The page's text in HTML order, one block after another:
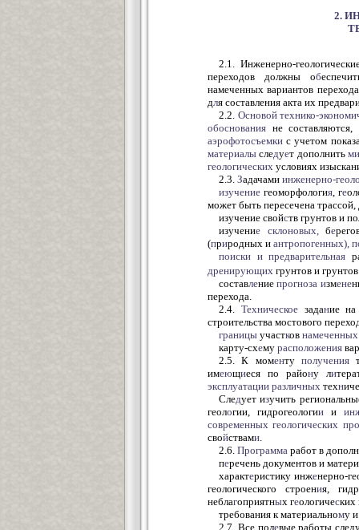
2.
2.1. Инженерно-
переходов должны об
намеченных вариантов
для составления акта их
2.2. Основойтехнико-
обоснования не составляются,
аэрофотосъемки с учетом
материалы следует дополнить
геологических условиях
2.3. Задачами инженерно-
изучение геоморфология, ге
может быть пересечена
изучение свойств грунтов и
изучение склоновых,бе
(природных и антропогенных),
поиски и предварительная
дренирующих грунтов и
составлениепрогноза измене
перехода.
2.4. Техническоезадание
строительства мостового
границы участков намеченных
карту-схему расположения
2.5. К моменту получения
имеющиеся по району ли
эксплуатации различных техн
Следует изучить
геологии, гидрогеологии и
современных геологических
свойствами
2.6. Программа работ в
перечень документов и
характеристику инженерно-
геологического строения,
неблагоприятных геологических
требования к материальному
2.7. Все полевые работы